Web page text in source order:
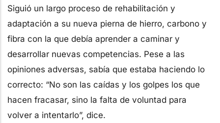
Siguió un largo proceso de rehabilitación y
adaptación a su nueva pierna de hierro, carbono y
fibra con la que debía aprender a caminar y
desarrollar nuevas competencias. Pese a las
opiniones adversas, sabía que estaba haciendo lo
correcto: “No son las caídas y los golpes los que
hacen fracasar, sino la falta de voluntad para
volver a intentarlo”, dice.